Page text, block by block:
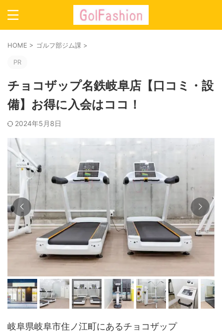
HOME > ゴルフ部ジム課 >
PR
チョコザップ名鉄岐阜店【口コミ・設
備】お得に入会はココ！
2024年5月8日
岐阜県岐阜市住ノ江町にあるチョコザップ